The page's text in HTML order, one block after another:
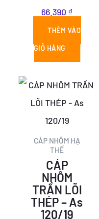
66.390 ₫
THÊM VÀO
GIỎ HÀNG
CÁP NHÔM HẠ
THẾ
CÁP
NHÔM
TRẦN LÕI
THÉP – As
120/19
Giá
gốc
là:
112.436 ₫.
Giá
hiện
là: